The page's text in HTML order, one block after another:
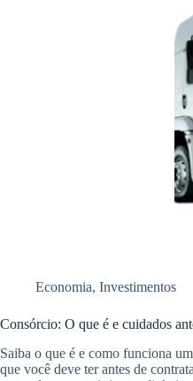
Economia, Investimentos
Consórcio: O que é e cuidados
Saiba o que é e como funciona
que você deve ter antes de